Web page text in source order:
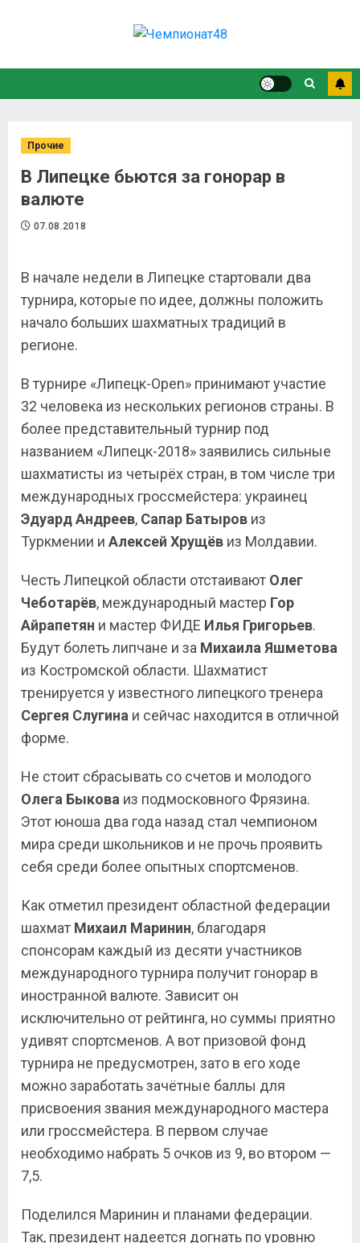
Прочие
В Липецке бьются за гонорар в
валюте
07.08.2018
В начале недели в Липецке стартовали два
турнира, которые по идее, должны положить
начало больших шахматных традиций в
регионе.
В турнире «Липецк-Open» принимают участие
32 человека из нескольких регионов страны. В
более представительный турнир под
названием «Липецк-2018» заявились сильные
шахматисты из четырёх стран, в том числе три
международных гроссмейстера: украинец
Эдуард Андреев, Сапар Батыров из
Туркмении и Алексей Хрущёв из Молдавии.
Честь Липецкой области отстаивают Олег
Чеботарёв, международный мастер Гор
Айрапетян и мастер ФИДЕ Илья Григорьев.
Будут болеть липчане и за Михаила Яшметова
из Костромской области. Шахматист
тренируется у известного липецкого тренера
Сергея Слугина и сейчас находится в отличной
форме.
Не стоит сбрасывать со счетов и молодого
Олега Быкова из подмосковного Фрязина.
Этот юноша два года назад стал чемпионом
мира среди школьников и не прочь проявить
себя среди более опытных спортсменов.
Как отметил президент областной федерации
шахмат Михаил Маринин, благодаря
спонсорам каждый из десяти участников
международного турнира получит гонорар в
иностранной валюте. Зависит он
исключительно от рейтинга, но суммы приятно
удивят спортсменов. А вот призовой фонд
турнира не предусмотрен, зато в его ходе
можно заработать зачётные баллы для
присвоения звания международного мастера
или гроссмейстера. В первом случае
необходимо набрать 5 очков из 9, во втором —
7,5.
Поделился Маринин и планами федерации.
Так, президент надеется догнать по уровню